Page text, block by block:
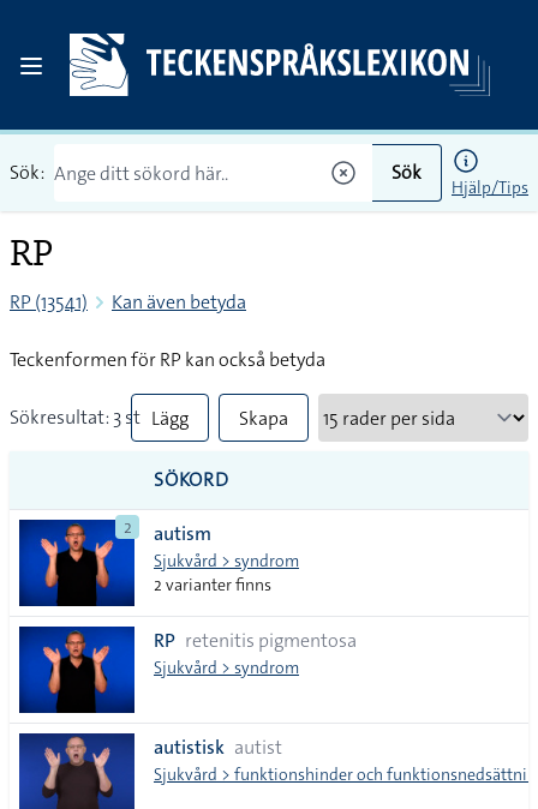
Sök: Sök
Hjälp/Tips
RP
RP (13541) Kan även betyda
Teckenformen för RP kan också betyda
Sökresultat: 3 st Lägg
till
alla i
lista
Skapa
SÖKORD
2 autism
Sjukvård > syndrom
2 varianter finns
RP retenitis pigmentosa
Sjukvård > syndrom
autistisk autist
Sjukvård > funktionshinder och